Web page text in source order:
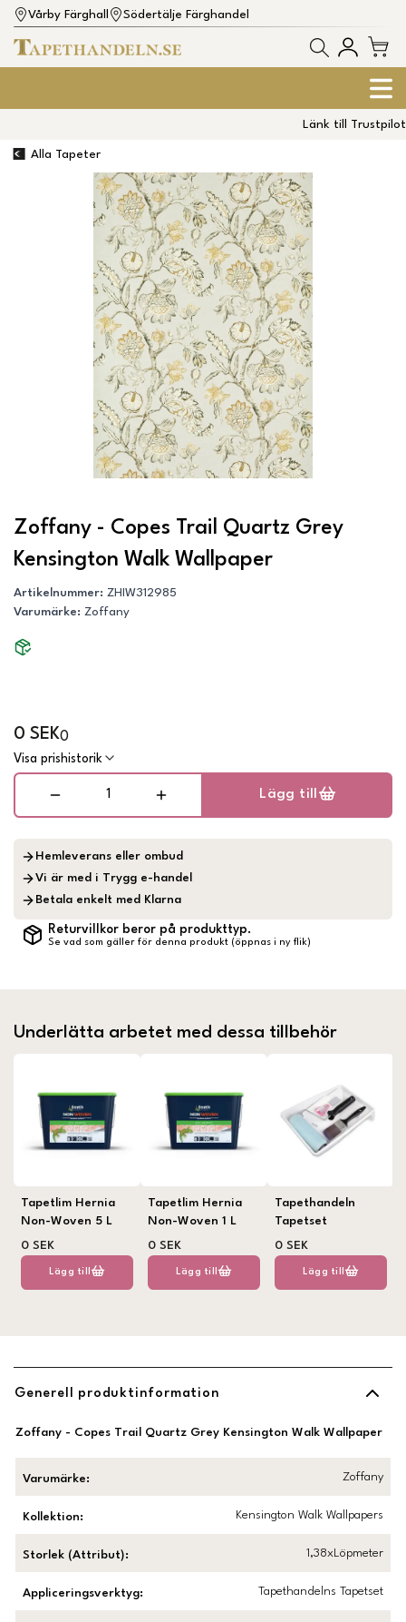
Vårby Färghall Södertälje Färghandel
Länk till Trustpilot
Alla Tapeter
Zoffany - Copes Trail Quartz Grey
Kensington Walk Wallpaper
Artikelnummer: ZHIW312985
Varumärke: Zoffany
0 SEK0
Visa prishistorik
Lägg till
Hemleverans eller ombud
Vi är med i Trygg e-handel
Betala enkelt med Klarna
Returvillkor beror på produkttyp.
Se vad som gäller för denna produkt (öppnas i ny flik)
Underlätta arbetet med dessa tillbehör
Tapetlim Hernia
Non-Woven 5 L
0 SEK
Lägg till
Tapetlim Hernia
Non-Woven 1 L
0 SEK
Lägg till
Tapethandeln
Tapetset
0 SEK
Lägg till
Generell produktinformation
Zoffany - Copes Trail Quartz Grey Kensington Walk Wallpaper
Varumärke: Zoffany
Kollektion: Kensington Walk Wallpapers
Storlek (Attribut): 1,38xLöpmeter
Appliceringsverktyg: Tapethandelns Tapetset